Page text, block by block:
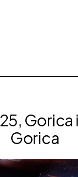
Gorica
Gorica